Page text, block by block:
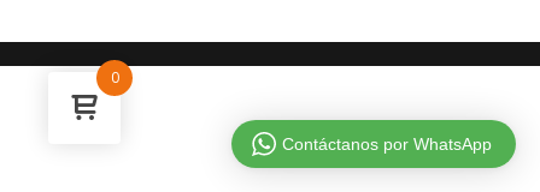
0
Contáctanos por WhatsApp